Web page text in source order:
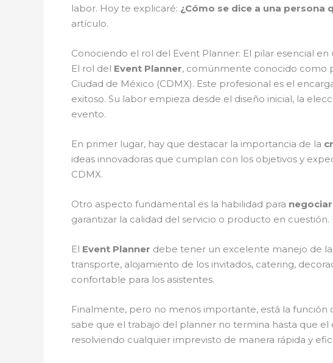
labor. Hoy te explicaré: ¿Cómo se dice a una persona
artículo.
Conociendo el rol del Event Planner: El pilar esencial
El rol del Event Planner, comúnmente conocido como
Ciudad de México (CDMX). Este profesional es el
exitoso. Su labor empieza desde el diseño inicial, la
evento.
En primer lugar, hay que destacar la importancia de la
ideas innovadoras que cumplan con los objetivos y
CDMX.
Otro aspecto fundamental es la habilidad para
garantizar la calidad del servicio o producto en
El Event Planner debe tener un excelente manejo de
transporte, alojamiento de los invitados, catering,
confortable para los asistentes.
Finalmente, pero no menos importante, está la función
sabe que el trabajo del planner no termina hasta que
resolviendo cualquier imprevisto de manera rápida y